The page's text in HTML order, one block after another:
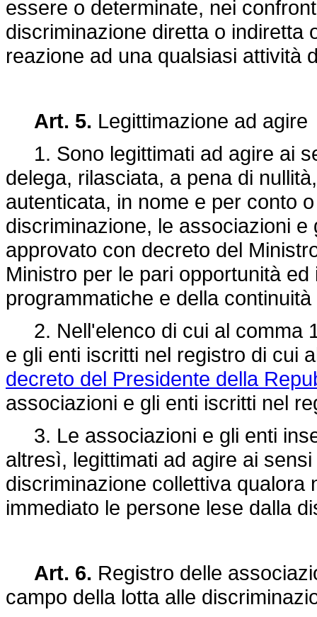
essere o determinate, nei
discriminazione diretta o indiretta
reazione ad una qualsiasi attività
Art. 5. Legittimazione ad agire
1. Sono legittimati ad agire ai
delega, rilasciata, a pena di
autenticata, in nome e per conto
discriminazione, le associazioni
approvato con decreto del
Ministro per le pari opportunità
programmatiche e della
2. Nell'elenco di cui al comma
e gli enti iscritti nel registro di cui
decreto del Presidente della
associazioni e gli enti iscritti nel
3. Le associazioni e gli enti
altresì, legittimati ad agire ai
discriminazione collettiva qualora
immediato le persone lese dalla
Art. 6. Registro delle
campo della lotta alle